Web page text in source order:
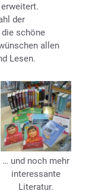
der
die schöne
allen
Lesen.
… und noch mehr
interessante
Literatur.